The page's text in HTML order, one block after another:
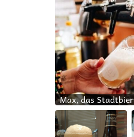
Max, das Stadtbier